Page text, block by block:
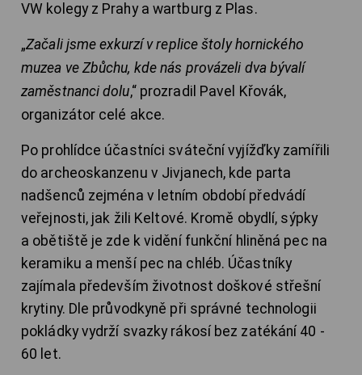
VW kolegy z Prahy a wartburg z Plas.
„Začali jsme exkurzí v replice štoly hornického
muzea ve Zbůchu, kde nás provázeli dva bývalí
zaměstnanci dolu,“ prozradil Pavel Křovák,
organizátor celé akce.
Po prohlídce účastníci sváteční vyjížďky zamířili
do archeoskanzenu v Jivjanech, kde parta
nadšenců zejména v letním období předvádí
veřejnosti, jak žili Keltové. Kromě obydlí, sýpky
a obětiště je zde k vidění funkční hliněná pec na
keramiku a menší pec na chléb. Účastníky
zajímala především životnost doškové střešní
krytiny. Dle průvodkyně při správné technologii
pokládky vydrží svazky rákosí bez zatékání 40 -
60 let.